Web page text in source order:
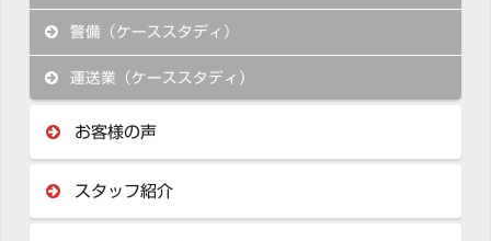
警備（ケーススタディ）
運送業（ケーススタディ）
お客様の声
スタッフ紹介